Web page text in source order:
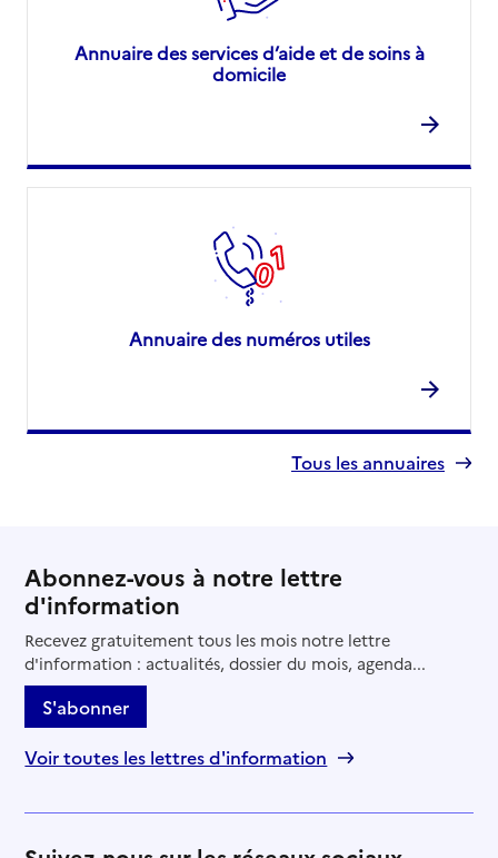
Annuaire des services d’aide et de soins à
domicile
Annuaire des numéros utiles
Tous les annuaires
Abonnez-vous à notre lettre
d'information
Recevez gratuitement tous les mois notre lettre
d'information : actualités, dossier du mois, agenda...
S'abonner
Voir toutes les lettres d'information